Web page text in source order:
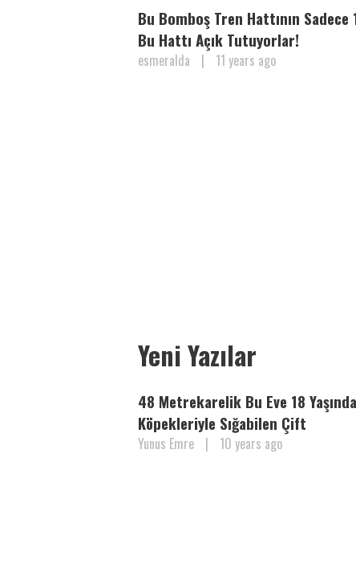
Bu Bomboş Tren Hattının
Bu Hattı Açık Tutuyorlar!
esmeralda | 11 years ago
Yeni Yazılar
48 Metrekarelik Bu Eve 18
Köpekleriyle Sığabilen Çift
Yunus Emre | 10 years ago